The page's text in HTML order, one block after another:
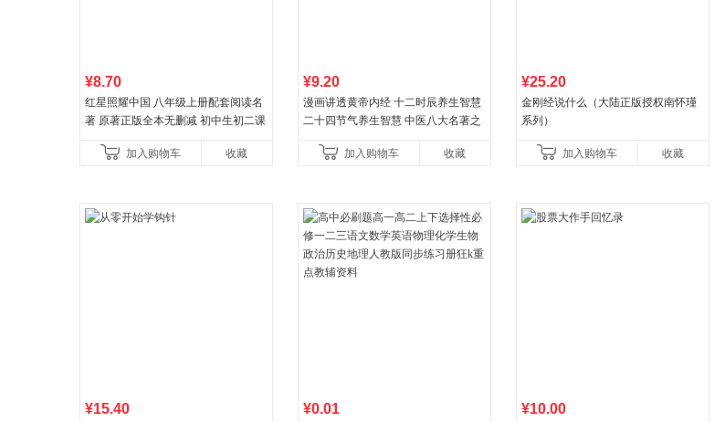
¥8.70
红星照耀中国 八年级上册配套阅读名
著 原著正版全本无删减 初中生初二课
加入购物车
收藏
¥9.20
漫画讲透黄帝内经 十二时辰养生智慧
二十四节气养生智慧 中医八大名著之
加入购物车
收藏
¥25.20
金刚经说什么（大陆正版授权南怀瑾
系列）
加入购物车 收藏
¥15.40 ¥0.01 ¥10.00